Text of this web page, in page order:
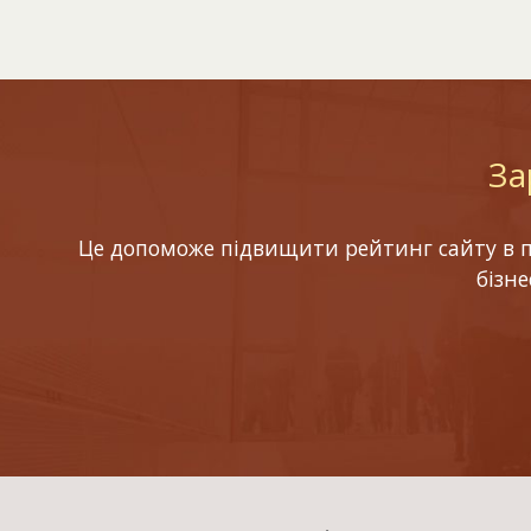
Це допоможе підвищити рейтинг сайту в